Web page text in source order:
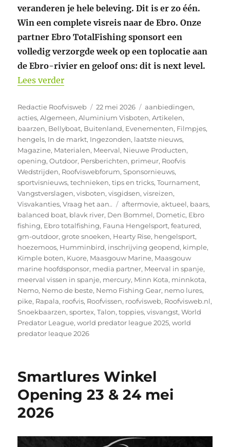
veranderen je hele beleving. Dit is er zo één.
Win een complete visreis naar de Ebro. Onze
partner Ebro TotalFishing sponsort een
volledig verzorgde week op een toplocatie aan
de Ebro-rivier en geloof ons: dit is next level.
Lees verder“Ebro Total Fishing Partner World
Auteur
Redactie Roofvisweb
Geplaatst
op
22 mei 2026 Categorieën
aanbiedingen,
acties,Algemeen,Aluminium Visboten,Artikelen,
baarzen, Bellyboat, Buitenland, Evenementen, Filmpjes,
hengels, In de markt, Ingezonden, laatste nieuws,
Magazine, Materialen, Meerval, Nieuwe Producten,
opening,Outdoor, Persberichten, primeur, Roofvis
Wedstrijden, Roofviswebforum,Sponsornieuws,
sportvisnieuws,technieken,tips en tricks,Tournament,
Vangstverslagen,visboten,visgidsen,visreizen,
Visvakanties,Vraag het aan.. Tags
aftermovie,aktueel, baars,
balanced boat, blavk river, Den Bommel, Dometic, Ebro
fishing, Ebro totalfishing, Fauna Hengelsport,featured,
gm-outdoor,grote snoeken, Hearty Rise, hengelsport,
hoezemoos, Humminbird, inschrijving geopend, kimple,
Kimple boten, Kuore, Maasgouw Marine, Maasgouw
marine hoofdsponsor, media partner, Meerval in spanje,
meerval vissen in spanje, mercury, Minn Kota, minnkota,
Nemo, Nemo de beste, Nemo Fishing Gear, nemo lures,
pike, Rapala, roofvis, Roofvissen, roofvisweb, Roofvisweb.nl,
Snoekbaarzen,sportex,Talon,toppies,visvangst,World
Predator League,world predator league 2025,world
predator leaque 2026
Smartlures Winkel
Opening 23 & 24 mei
2026